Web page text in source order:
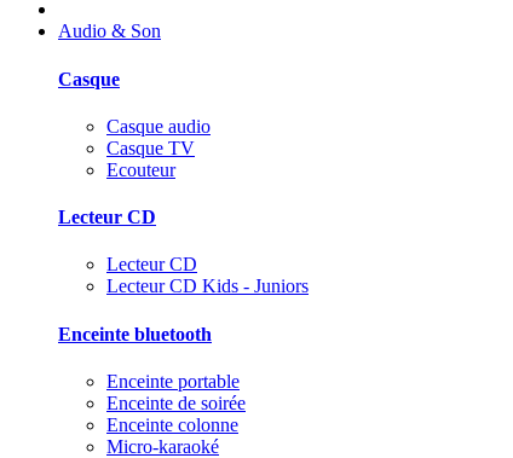
Audio & Son
Casque
Casque audio
Casque TV
Ecouteur
Lecteur CD
Lecteur CD
Lecteur CD Kids - Juniors
Enceinte bluetooth
Enceinte portable
Enceinte de soirée
Enceinte colonne
Micro-karaoké